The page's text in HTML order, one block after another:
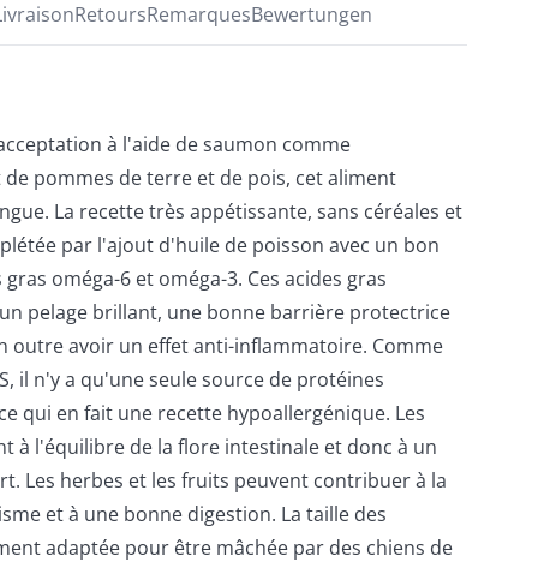
RetoursRemarquesBewertungen
à l'aide de saumon comme
pommes de terre et de pois, cet aliment
La recette très appétissante, sans céréales et
par l'ajout d'huile de poisson avec un bon
oméga-6 et oméga-3. Ces acides gras
pelage brillant, une bonne barrière protectrice
outre avoir un effet anti-inflammatoire. Comme
il n'y a qu'une seule source de protéines
qui en fait une recette hypoallergénique. Les
à l'équilibre de la flore intestinale et donc à un
Les herbes et les fruits peuvent contribuer à la
et à une bonne digestion. La taille des
adaptée pour être mâchée par des chiens de